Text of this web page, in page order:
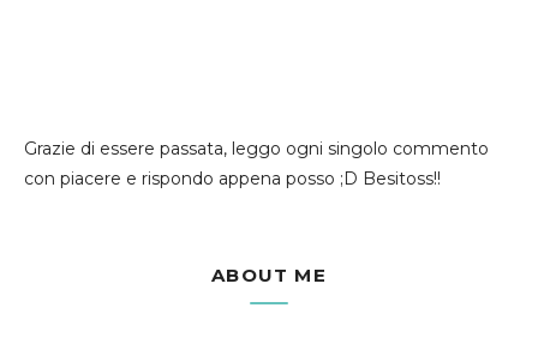
Grazie di essere passata, leggo ogni singolo commento
con piacere e rispondo appena posso ;D Besitoss!!
ABOUT ME